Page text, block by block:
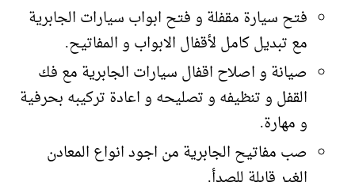
فتح سيارة مقفلة و فتح ابواب سيارات الجابرية
مع تبديل كامل لأقفال الابواب و المفاتيح.
صيانة و اصلاح اقفال سيارات الجابرية مع فك
القفل و تنظيفه و تصليحه و اعادة تركيبه بحرفية
و مهارة.
صب مفاتيح الجابرية من اجود انواع المعادن